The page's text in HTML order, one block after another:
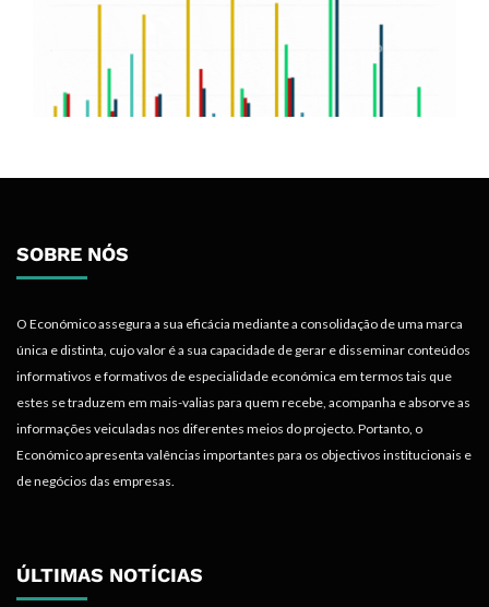
SOBRE NÓS
O Económico assegura a sua eficácia mediante a consolidação de uma marca
única e distinta, cujo valor é a sua capacidade de gerar e disseminar conteúdos
informativos e formativos de especialidade económica em termos tais que
estes se traduzem em mais-valias para quem recebe, acompanha e absorve as
informações veiculadas nos diferentes meios do projecto. Portanto, o
Económico apresenta valências importantes para os objectivos institucionais e
de negócios das empresas.
ÚLTIMAS NOTÍCIAS